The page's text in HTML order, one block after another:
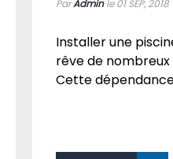
ParAdminle 01SEP, 2018
Installer une
rêve de
Cette